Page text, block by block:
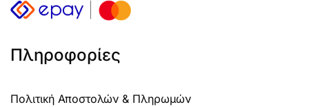
Πληροφορίες
Πολιτική Αποστολών & Πληρωμών